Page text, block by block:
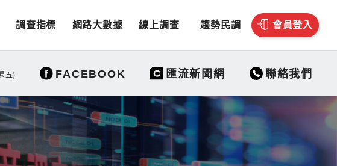
調查指標 網路大數據 線上調查 趨勢民調 會員登入
五) FACEBOOK 匯流新聞網 聯絡我們